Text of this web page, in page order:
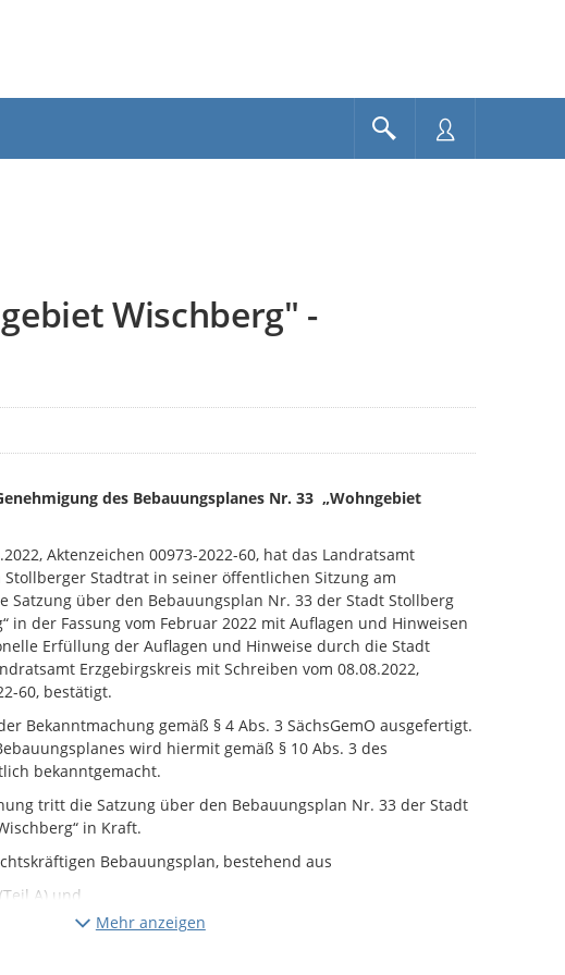
Wischberg" -
des Bebauungsplanes Nr. 33 „Wohngebiet
Aktenzeichen 00973-2022-60, hat das Landratsamt
Stollberger Stadtrat in seiner öffentlichen Sitzung am
Satzung über den Bebauungsplan Nr. 33 der Stadt Stollberg
in der Fassung vom Februar 2022 mit Auflagen und Hinweisen
Erfüllung der Auflagen und Hinweise durch die Stadt
Erzgebirgskreis mit Schreiben vom 08.08.2022,
60, bestätigt.
Bekanntmachung gemäß § 4 Abs. 3 SächsGemO ausgefertigt.
wird hiermit gemäß § 10 Abs. 3 des
bekanntgemacht.
tritt die Satzung über den Bebauungsplan Nr. 33 der Stadt
in Kraft.
Bebauungsplan, bestehend aus
A) und
(Teil B),
Mehr anzeigen